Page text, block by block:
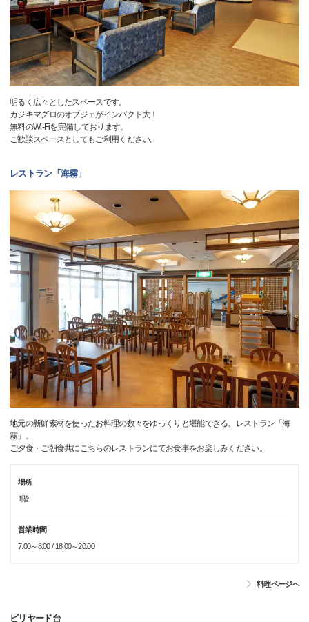
明るく広々としたスペースです。
カジキマグロのオブジェがインパクト大！
無料のWi-Fiを完備しております。
ご歓談スペースとしてもご利用ください。
レストラン「海霧」
地元の新鮮素材を使ったお料理の数々をゆっくりと堪能できる、レストラン「海
霧」。
ご夕食・ご朝食共にこちらのレストランにてお食事をお楽しみください。
場所
1階
営業時間
7:00～8:00 / 18:00～20:00
料理ページへ
ビリヤード台